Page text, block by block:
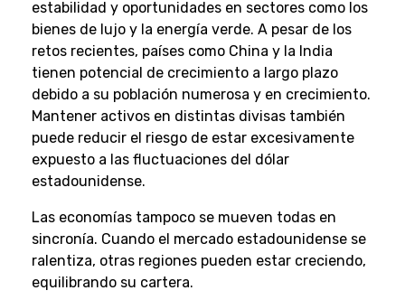
estabilidad y oportunidades en sectores como los
bienes de lujo y la energía verde. A pesar de los
retos recientes, países como China y la India
tienen potencial de crecimiento a largo plazo
debido a su población numerosa y en crecimiento.
Mantener activos en distintas divisas también
puede reducir el riesgo de estar excesivamente
expuesto a las fluctuaciones del dólar
estadounidense.
Las economías tampoco se mueven todas en
sincronía. Cuando el mercado estadounidense se
ralentiza, otras regiones pueden estar creciendo,
equilibrando su cartera.